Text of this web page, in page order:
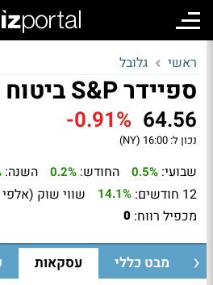
ראשי גלובל
ספיידר S&P ביטוח (KIE)
64.56
-0.91%
נכון ל: 16:00 (NY)
שבועי: 0.5% החודש: 0.2% השנה:
12 חודשים: 14.1% שווי שוק
מכפיל רווח: 0
מבט כללי עסקאות